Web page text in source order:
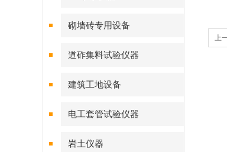
砌墙砖专用设备
道砟集料试验仪器
建筑工地设备
电工套管试验仪器
岩土仪器
上